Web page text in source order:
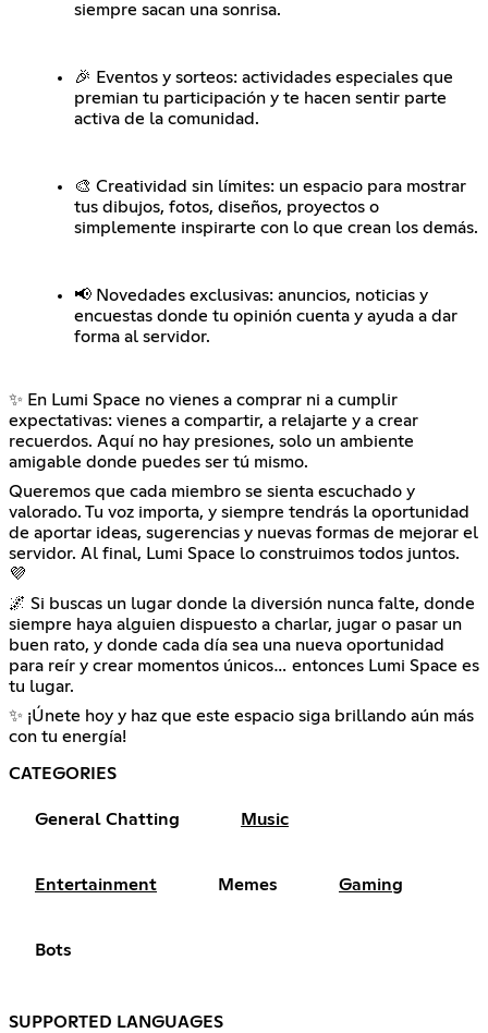
siempre sacan una sonrisa.
🎉 Eventos y sorteos: actividades especiales que
premian tu participación y te hacen sentir parte
activa de la comunidad.
🎨 Creatividad sin límites: un espacio para mostrar
tus dibujos, fotos, diseños, proyectos o
simplemente inspirarte con lo que crean los demás.
📢 Novedades exclusivas: anuncios, noticias y
encuestas donde tu opinión cuenta y ayuda a dar
forma al servidor.
✨ En Lumi Space no vienes a comprar ni a cumplir
expectativas: vienes a compartir, a relajarte y a crear
recuerdos. Aquí no hay presiones, solo un ambiente
amigable donde puedes ser tú mismo.
Queremos que cada miembro se sienta escuchado y
valorado. Tu voz importa, y siempre tendrás la oportunidad
de aportar ideas, sugerencias y nuevas formas de mejorar el
servidor. Al final, Lumi Space lo construimos todos juntos.
💜
🌌 Si buscas un lugar donde la diversión nunca falte, donde
siempre haya alguien dispuesto a charlar, jugar o pasar un
buen rato, y donde cada día sea una nueva oportunidad
para reír y crear momentos únicos… entonces Lumi Space es
tu lugar.
✨ ¡Únete hoy y haz que este espacio siga brillando aún más
con tu energía!
CATEGORIES
General Chatting Music
Entertainment Memes Gaming
Bots
SUPPORTED LANGUAGES